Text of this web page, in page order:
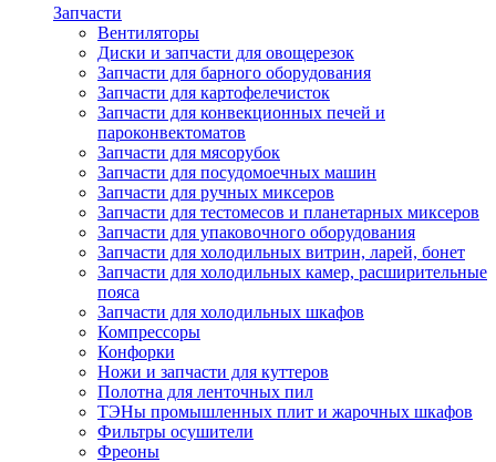
Запчасти
Вентиляторы
Диски и запчасти для овощерезок
Запчасти для барного оборудования
Запчасти для картофелечисток
Запчасти для конвекционных печей и
пароконвектоматов
Запчасти для мясорубок
Запчасти для посудомоечных машин
Запчасти для ручных миксеров
Запчасти для тестомесов и планетарных миксеров
Запчасти для упаковочного оборудования
Запчасти для холодильных витрин, ларей, бонет
Запчасти для холодильных камер, расширительные
пояса
Запчасти для холодильных шкафов
Компрессоры
Конфорки
Ножи и запчасти для куттеров
Полотна для ленточных пил
ТЭНы промышленных плит и жарочных шкафов
Фильтры осушители
Фреоны